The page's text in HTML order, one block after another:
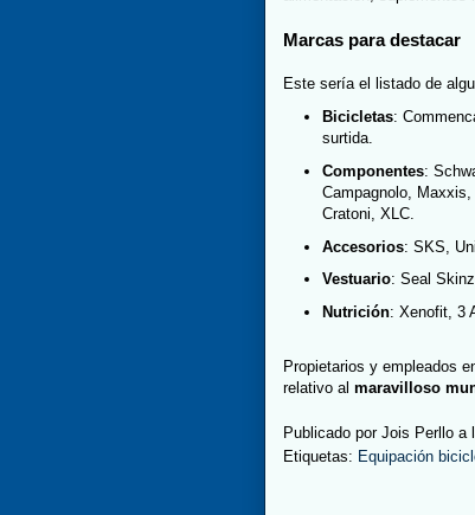
Marcas para destacar
Este sería el listado de
Bicicletas:
surtida.
Componentes:
Campagnolo,
Cratoni, XLC.
Accesorios: SKS,
Vestuario: Seal
Nutrición: Xenofit, 3
Propietarios y empleados
relativo al maravilloso
Publicado por Jois Perllo a
Etiquetas: Equipación